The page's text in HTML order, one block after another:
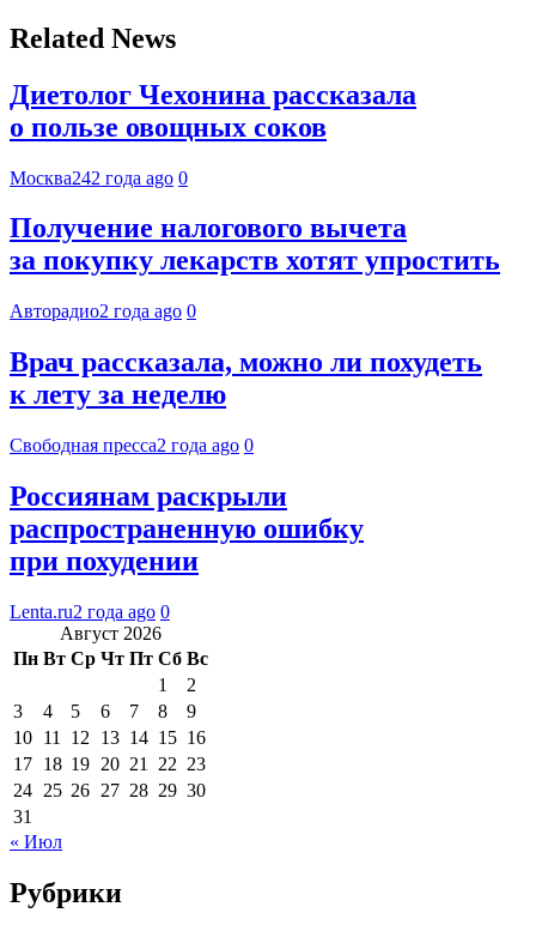
Related News
Диетолог Чехонина рассказала
о пользе овощных соков
Москва242 года ago 0
Получение налогового вычета
за покупку лекарств хотят упростить
Авторадио2 года ago 0
Врач рассказала, можно ли похудеть
к лету за неделю
Свободная пресса2 года ago 0
Россиянам раскрыли
распространенную ошибку
при похудении
Lenta.ru2 года ago 0
Август 2026
Пн Вт Ср Чт Пт Сб Вс
1
2
3
4 5 6 7 8
9
10 11 12 13 14 15 16
17 18 19 20 21 22 23
24 25 26 27 28 29 30
31
« Июл
Рубрики